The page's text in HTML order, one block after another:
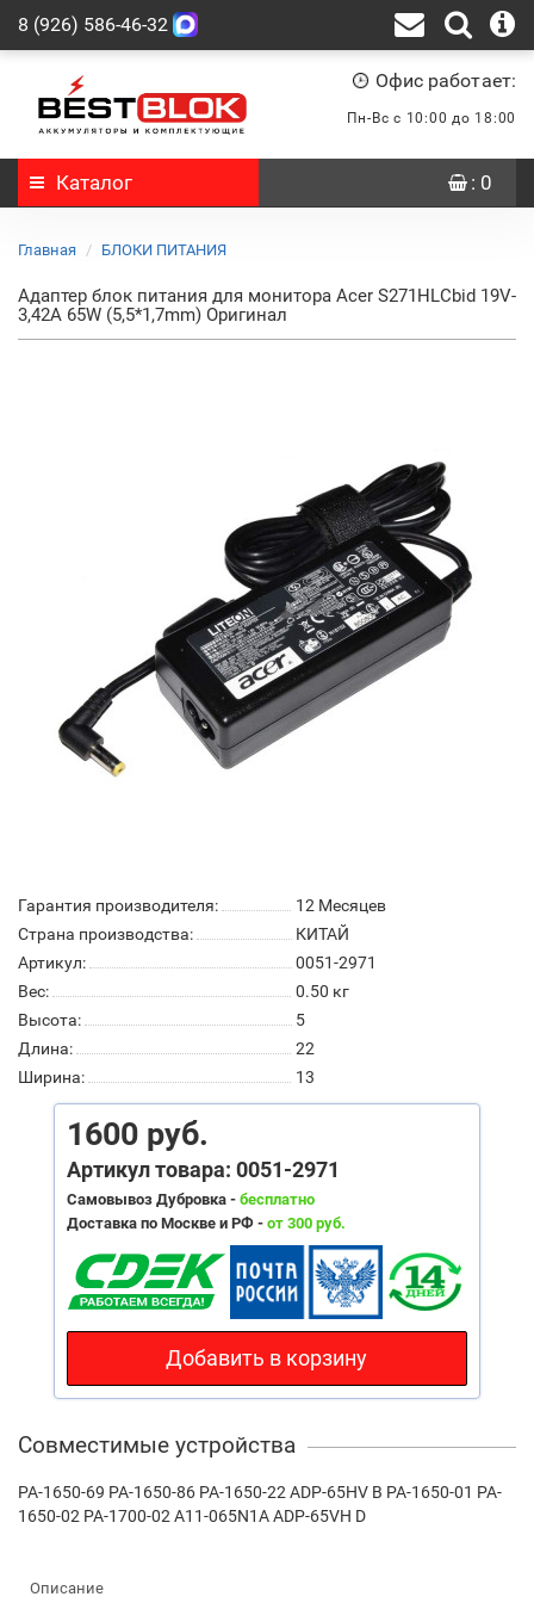
8 (926) 586-46-32
Офис работает:
Пн-Вс с 10:00 до 18:00
Каталог : 0
Главная БЛОКИ ПИТАНИЯ
Адаптер блок питания для монитора Acer S271HLCbid 19V-
3,42A 65W (5,5*1,7mm) Оригинал
Гарантия производителя:
12 Месяцев
Страна производства:
КИТАЙ
Артикул:
0051-2971
Вес:
0.50 кг
Высота:
5
Длина:
22
Ширина:
13
1600 руб.
Артикул товара: 0051-2971
Самовывоз Дубровка - бесплатно
Доставка по Москве и РФ - от 300 руб.
Добавить в корзину
Совместимые устройства
PA-1650-69 PA-1650-86 PA-1650-22 ADP-65HV B PA-1650-01 PA-
1650-02 PA-1700-02 A11-065N1A ADP-65VH D
Описание